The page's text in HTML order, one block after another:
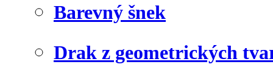
Barevný šnek
Drak z geometrických